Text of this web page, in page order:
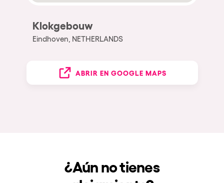
Klokgebouw
Eindhoven, NETHERLANDS
ABRIR EN GOOGLE MAPS
¿Aún no tienes